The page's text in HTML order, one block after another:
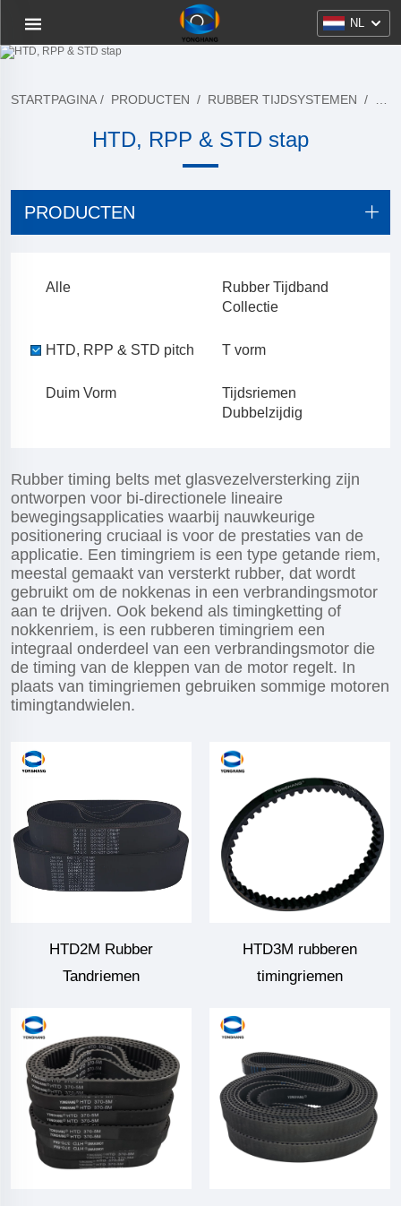
NL
STARTPAGINA / PRODUCTEN / RUBBER TIJDSYSTEMEN /
HTD, RPP & STD stap
PRODUCTEN
Alle
Rubber Tijdband
Collectie
HTD, RPP & STD pitch T vorm
Duim Vorm
Tijdsriemen
Dubbelzijdig
Rubber timing belts met glasvezelversterking zijn
ontworpen voor bi-directionele lineaire
bewegingsapplicaties waarbij nauwkeurige
positionering cruciaal is voor de prestaties van de
applicatie. Een timingriem is een type getande riem,
meestal gemaakt van versterkt rubber, dat wordt
gebruikt om de nokkenas in een verbrandingsmotor
aan te drijven. Ook bekend als timingketting of
nokkenriem, is een rubberen timingriem een
integraal onderdeel van een verbrandingsmotor die
de timing van de kleppen van de motor regelt. In
plaats van timingriemen gebruiken sommige motoren
timingtandwielen.
HTD2M Rubber
Tandriemen
HTD3M rubberen
timingriemen